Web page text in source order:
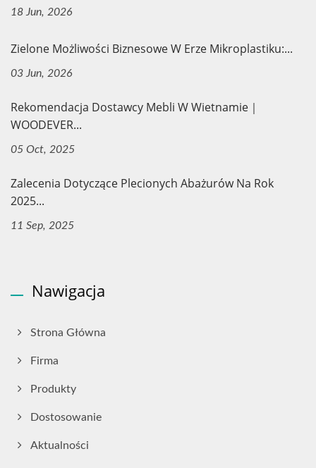
18 Jun, 2026
Zielone Możliwości Biznesowe W Erze Mikroplastiku:...
03 Jun, 2026
Rekomendacja Dostawcy Mebli W Wietnamie｜
WOODEVER...
05 Oct, 2025
Zalecenia Dotyczące Plecionych Abażurów Na Rok
2025...
11 Sep, 2025
Nawigacja
Strona Główna
Firma
Produkty
Dostosowanie
Aktualności